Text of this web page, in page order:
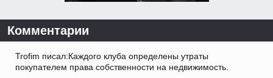
Комментарии
Trofim писал:Каждого клуба определены утраты
покупателем права собственности на недвижимость.